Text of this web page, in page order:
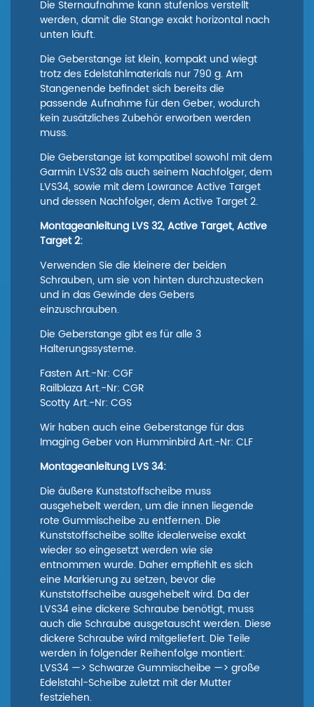
Die Sternaufnahme kann stufenlos verstellt
werden, damit die Stange exakt horizontal nach
unten läuft.
Die Geberstange ist klein, kompakt und wiegt
trotz des Edelstahlmaterials nur 790 g. Am
Stangenende befindet sich bereits die
passende Aufnahme für den Geber, wodurch
kein zusätzliches Zubehör erworben werden
muss.
Die Geberstange ist kompatibel sowohl mit dem
Garmin LVS32 als auch seinem Nachfolger, dem
LVS34, sowie mit dem Lowrance Active Target
und dessen Nachfolger, dem Active Target 2.
Montageanleitung LVS 32, Active Target, Active
Target 2:
Verwenden Sie die kleinere der beiden
Schrauben, um sie von hinten durchzustecken
und in das Gewinde des Gebers
einzuschrauben.
Die Geberstange gibt es für alle 3
Halterungssysteme.
Fasten Art.-Nr: CGF
Railblaza Art.-Nr: CGR
Scotty Art.-Nr: CGS
Wir haben auch eine Geberstange für das
Imaging Geber von Humminbird Art.-Nr: CLF
Montageanleitung LVS 34:
Die äußere Kunststoffscheibe muss
ausgehebelt werden, um die innen liegende
rote Gummischeibe zu entfernen. Die
Kunststoffscheibe sollte idealerweise exakt
wieder so eingesetzt werden wie sie
entnommen wurde. Daher empfiehlt es sich
eine Markierung zu setzen, bevor die
Kunststoffscheibe ausgehebelt wird. Da der
LVS34 eine dickere Schraube benötigt, muss
auch die Schraube ausgetauscht werden. Diese
dickere Schraube wird mitgeliefert. Die Teile
werden in folgender Reihenfolge montiert:
LVS34 —> Schwarze Gummischeibe —> große
Edelstahl-Scheibe zuletzt mit der Mutter
festziehen.